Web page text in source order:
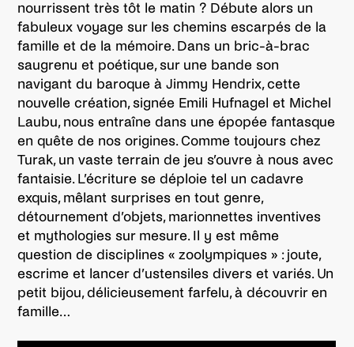
nourrissent très tôt le matin ? Débute alors un
fabuleux voyage sur les chemins escarpés de la
famille et de la mémoire. Dans un bric-à-brac
saugrenu et poétique, sur une bande son
navigant du baroque à Jimmy Hendrix, cette
nouvelle création, signée Emili Hufnagel et Michel
Laubu, nous entraîne dans une épopée fantasque
en quête de nos origines. Comme toujours chez
Turak, un vaste terrain de jeu s’ouvre à nous avec
fantaisie. L’écriture se déploie tel un cadavre
exquis, mêlant surprises en tout genre,
détournement d’objets, marionnettes inventives
et mythologies sur mesure. Il y est même
question de disciplines « zoolympiques » : joute,
escrime et lancer d’ustensiles divers et variés. Un
petit bijou, délicieusement farfelu, à découvrir en
famille…